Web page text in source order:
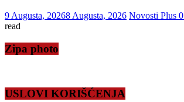
9 Augusta, 20268 Augusta, 2026 Novosti Plus
read
Zipa photo
USLOVI KORIŠĆENJA